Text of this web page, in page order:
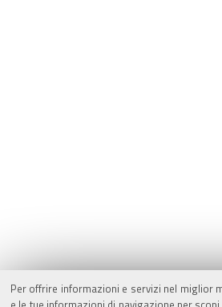
Per offrire informazioni e servizi nel miglior